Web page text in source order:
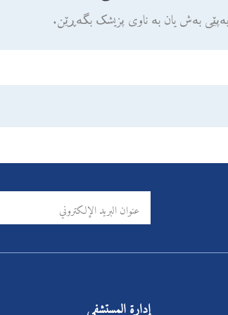
بەش یان بە ناوی پزیشک بگەڕێن.
إدارة المستشفى